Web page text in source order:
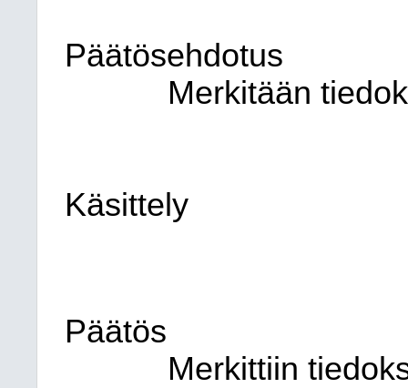
Päätösehdotus
Merkitään
Käsittely
Päätös
Merkittiin